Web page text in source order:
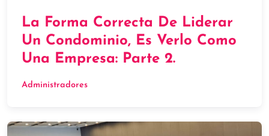
La Forma Correcta De Liderar
Un Condominio, Es Verlo Como
Una Empresa: Parte 2.
Administradores